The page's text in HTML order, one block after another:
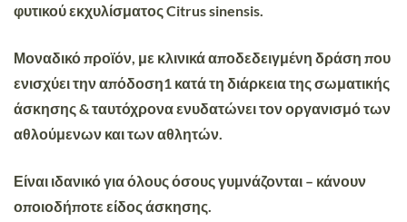
φυτικού εκχυλίσματος Citrus sinensis.
Μοναδικό προϊόν, με κλινικά αποδεδειγμένη δράση που
ενισχύει την απόδοση1 κατά τη διάρκεια της σωματικής
άσκησης & ταυτόχρονα ενυδατώνει τον οργανισμό των
αθλούμενων και των αθλητών.
Είναι ιδανικόγια όλους όσους γυμνάζονται – κάνουν
οποιοδήποτε είδος άσκησης.